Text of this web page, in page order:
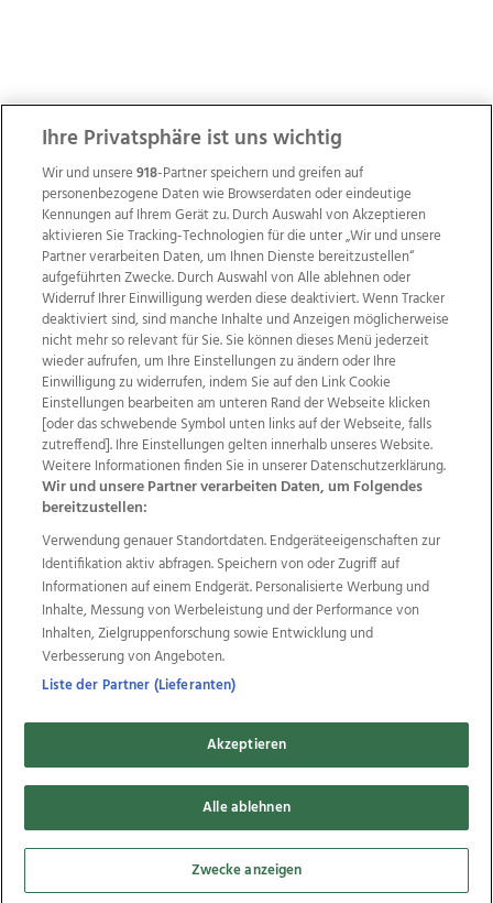
Wir über uns Mediadaten Kontakt
Jobs
Datenschutz
Impressum
AGB Anzeigekunden
AGB Website
Ehrenkodex Politische Werbung
Weitere Angebote des Medienhauses Wimmer
TV1 di-mog-i.at OÖNow
Ischler Woche
Life Radio
OÖNachrichten
OÖN Immobilien
OÖN Karriere
OÖN Reise
Promenaden Galerien
Regionaljobs
wasistlos.at
Copyrights © 2026 Tips Zeitungs GmbH & Co KG
developed by11x11.net
Cookie Einstellungen bearbeiten
Ihre Privatsphäre ist uns wichtig
Wir und unsere918-Partner speichern und greifen auf
personenbezogene Daten wie Browserdaten oder eindeutige
Kennungen auf Ihrem Gerät zu. Durch Auswahl von Akzeptieren
aktivieren Sie Tracking-Technologien für die unter „Wir und unsere
Partner verarbeiten Daten, um Ihnen Dienste bereitzustellen“
aufgeführten Zwecke. Durch Auswahl von Alle ablehnen oder
Widerruf Ihrer Einwilligung werden diese deaktiviert. Wenn Tracker
deaktiviert sind, sind manche Inhalte und Anzeigen möglicherweise
nicht mehr so relevant für Sie. Sie können dieses Menü jederzeit
wieder aufrufen, um Ihre Einstellungen zu ändern oder Ihre
Einwilligung zu widerrufen, indem Sie auf den Link Cookie
Einstellungen bearbeiten am unteren Rand der Webseite klicken
[oder das schwebende Symbol unten links auf der Webseite, falls
zutreffend]. Ihre Einstellungen gelten innerhalb unseres Website.
Weitere Informationen finden Sie in unserer Datenschutzerklärung.
Wir und unsere Partner verarbeiten Daten, um Folgendes
bereitzustellen:
Verwendung genauer Standortdaten. Endgeräteeigenschaften zur
Identifikation aktiv abfragen. Speichern von oder Zugriff auf
Informationen auf einem Endgerät. Personalisierte Werbung und
Inhalte, Messung von Werbeleistung und der Performance von
Inhalten, Zielgruppenforschung sowie Entwicklung und
Verbesserung von Angeboten.
Liste der Partner (Lieferanten)
Akzeptieren
Alle ablehnen
Zwecke anzeigen